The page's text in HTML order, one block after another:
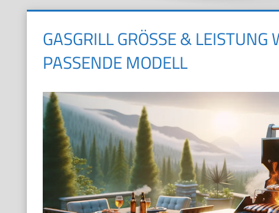
GASGRILL GRÖSSE & LEISTUNG
ASSENDE MODELL